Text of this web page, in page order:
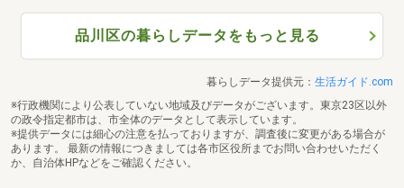
品川区の暮らしデータをもっと見る
暮らしデータ提供元： 生活ガイド.com
※行政機関により公表していない地域及びデータがございます。東京23区以外
の政令指定都市は、市全体のデータとして表示しています。
※提供データには細心の注意を払っておりますが、調査後に変更がある場合が
あります。 最新の情報につきましては各市区役所までお問い合わせいただく
か、自治体HPなどをご確認ください。